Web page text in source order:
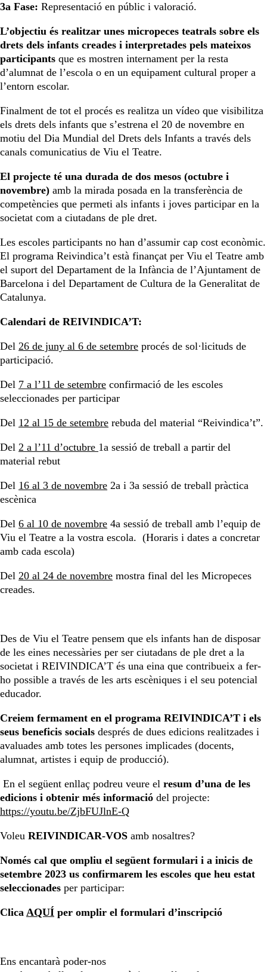
3a Fase: Representació en públic i valoració.
L’objectiu és realitzar unes micropeces teatrals sobre els
drets dels infants creades i interpretades pels mateixos
participants que es mostren internament per la resta
d’alumnat de l’escola o en un equipament cultural proper a
l’entorn escolar.
Finalment de tot el procés es realitza un vídeo que visibilitza
els drets dels infants que s’estrena el 20 de novembre en
motiu del Dia Mundial del Drets dels Infants a través dels
canals comunicatius de Viu el Teatre.
El projecte té una durada de dos mesos (octubre i
novembre) amb la mirada posada en la transferència de
competències que permeti als infants i joves participar en la
societat com a ciutadans de ple dret.
Les escoles participants no han d’assumir cap cost econòmic.
El programa Reivindica’t està finançat per Viu el Teatre amb
el suport del Departament de la Infància de l’Ajuntament de
Barcelona i del Departament de Cultura de la Generalitat de
Catalunya.
Calendari de REIVINDICA’T:
Del 26 de juny al 6 de setembre procés de sol·licituds de
participació.
Del 7 a l’11 de setembre confirmació de les escoles
seleccionades per participar
Del 12 al 15 de setembre rebuda del material “Reivindica’t”.
Del 2 a l’11 d’octubre 1a sessió de treball a partir del
material rebut
Del 16 al 3 de novembre 2a i 3a sessió de treball pràctica
escènica
Del 6 al 10 de novembre 4a sessió de treball amb l’equip de
Viu el Teatre a la vostra escola. (Horaris i dates a concretar
amb cada escola)
Del 20 al 24 de novembre mostra final del les Micropeces
creades.
Des de Viu el Teatre pensem que els infants han de disposar
de les eines necessàries per ser ciutadans de ple dret a la
societat i REIVINDICA’T és una eina que contribueix a fer-
ho possible a través de les arts escèniques i el seu potencial
educador.
Creiem fermament en el programa REIVINDICA’T i els
seus beneficis socials després de dues edicions realitzades i
avaluades amb totes les persones implicades (docents,
alumnat, artistes i equip de producció).
En el següent enllaç podreu veure el resum d’una de les
edicions i obtenir més informació del projecte:
https://youtu.be/ZjbFUJlnE-Q
Voleu REIVINDICAR-VOS amb nosaltres?
Només cal que ompliu el següent formulari i a inicis de
setembre 2023 us confirmarem les escoles que heu estat
seleccionades per participar:
Clica AQUÍ per omplir el formulari d’inscripció
Ens encantarà poder-nos